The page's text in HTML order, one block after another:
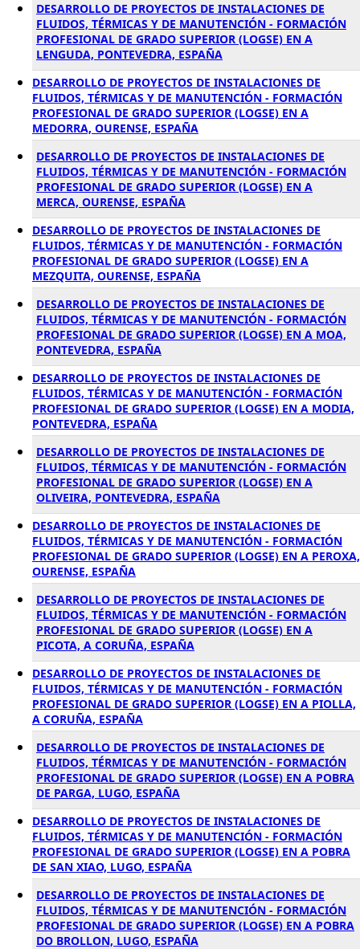
DESARROLLO DE PROYECTOS DE INSTALACIONES DE
FLUIDOS, TÉRMICAS Y DE MANUTENCIÓN - FORMACIÓN
PROFESIONAL DE GRADO SUPERIOR (LOGSE) EN A
LENGUDA, PONTEVEDRA, ESPAÑA
DESARROLLO DE PROYECTOS DE INSTALACIONES DE
FLUIDOS, TÉRMICAS Y DE MANUTENCIÓN - FORMACIÓN
PROFESIONAL DE GRADO SUPERIOR (LOGSE) EN A
MEDORRA, OURENSE, ESPAÑA
DESARROLLO DE PROYECTOS DE INSTALACIONES DE
FLUIDOS, TÉRMICAS Y DE MANUTENCIÓN - FORMACIÓN
PROFESIONAL DE GRADO SUPERIOR (LOGSE) EN A
MERCA, OURENSE, ESPAÑA
DESARROLLO DE PROYECTOS DE INSTALACIONES DE
FLUIDOS, TÉRMICAS Y DE MANUTENCIÓN - FORMACIÓN
PROFESIONAL DE GRADO SUPERIOR (LOGSE) EN A
MEZQUITA, OURENSE, ESPAÑA
DESARROLLO DE PROYECTOS DE INSTALACIONES DE
FLUIDOS, TÉRMICAS Y DE MANUTENCIÓN - FORMACIÓN
PROFESIONAL DE GRADO SUPERIOR (LOGSE) EN A MOA,
PONTEVEDRA, ESPAÑA
DESARROLLO DE PROYECTOS DE INSTALACIONES DE
FLUIDOS, TÉRMICAS Y DE MANUTENCIÓN - FORMACIÓN
PROFESIONAL DE GRADO SUPERIOR (LOGSE) EN A MODIA,
PONTEVEDRA, ESPAÑA
DESARROLLO DE PROYECTOS DE INSTALACIONES DE
FLUIDOS, TÉRMICAS Y DE MANUTENCIÓN - FORMACIÓN
PROFESIONAL DE GRADO SUPERIOR (LOGSE) EN A
OLIVEIRA, PONTEVEDRA, ESPAÑA
DESARROLLO DE PROYECTOS DE INSTALACIONES DE
FLUIDOS, TÉRMICAS Y DE MANUTENCIÓN - FORMACIÓN
PROFESIONAL DE GRADO SUPERIOR (LOGSE) EN A PEROXA,
OURENSE, ESPAÑA
DESARROLLO DE PROYECTOS DE INSTALACIONES DE
FLUIDOS, TÉRMICAS Y DE MANUTENCIÓN - FORMACIÓN
PROFESIONAL DE GRADO SUPERIOR (LOGSE) EN A
PICOTA, A CORUÑA, ESPAÑA
DESARROLLO DE PROYECTOS DE INSTALACIONES DE
FLUIDOS, TÉRMICAS Y DE MANUTENCIÓN - FORMACIÓN
PROFESIONAL DE GRADO SUPERIOR (LOGSE) EN A PIOLLA,
A CORUÑA, ESPAÑA
DESARROLLO DE PROYECTOS DE INSTALACIONES DE
FLUIDOS, TÉRMICAS Y DE MANUTENCIÓN - FORMACIÓN
PROFESIONAL DE GRADO SUPERIOR (LOGSE) EN A POBRA
DE PARGA, LUGO, ESPAÑA
DESARROLLO DE PROYECTOS DE INSTALACIONES DE
FLUIDOS, TÉRMICAS Y DE MANUTENCIÓN - FORMACIÓN
PROFESIONAL DE GRADO SUPERIOR (LOGSE) EN A POBRA
DE SAN XIAO, LUGO, ESPAÑA
DESARROLLO DE PROYECTOS DE INSTALACIONES DE
FLUIDOS, TÉRMICAS Y DE MANUTENCIÓN - FORMACIÓN
PROFESIONAL DE GRADO SUPERIOR (LOGSE) EN A POBRA
DO BROLLON, LUGO, ESPAÑA